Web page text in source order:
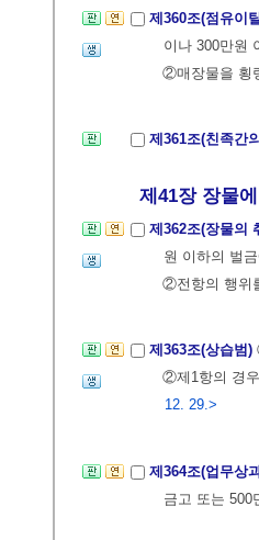
제360조(점유이
이나 300만원
②매장물을 횡
제361조(친족간
제41장 장물에
제362조(장물의
원 이하의 벌
②전항의 행위
제363조(상습범)
②제1항의 경
12. 29.>
제364조(업무상
금고 또는